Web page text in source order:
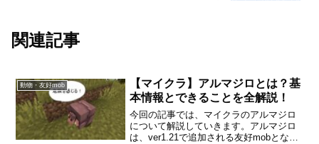
関連記事
動物・友好mob
【マイクラ】アルマジロとは？基
本情報とできることを全解説！
今回の記事では、マイクラのアルマジロ
について解説していきます。アルマジロ
は、ver1.21で追加される友好mobとなっ